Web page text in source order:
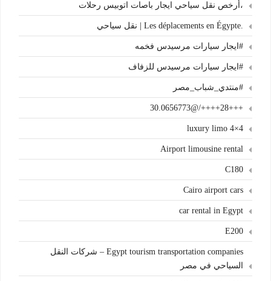
،أرخص نقل سياحي ايجار باصات اتوبيس رحلات
.Les déplacements en Égypte | نقل سياحي
#ايجار سيارات مرسيدس فخمه
#ايجار سيارات مرسيدس للزفاف
#منتدي_شباب_مصر
+++28++++/@30.0656773
4×4 luxury limo
Airport limousine rental
C180
Cairo airport cars
car rental in Egypt
E200
Egypt tourism transportation companies – شركات النقل
السياحي في مصر